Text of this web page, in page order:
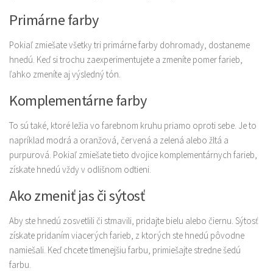
Primárne farby
Pokiaľ zmiešate všetky tri primárne farby dohromady, dostaneme
hnedú. Keď si trochu zaexperimentujete a zmeníte pomer farieb,
ľahko zmeníte aj výsledný tón.
Komplementárne farby
To sú také, ktoré ležia vo farebnom kruhu priamo oproti sebe. Je to
napríklad modrá a oranžová, červená a zelená alebo žltá a
purpurová. Pokiaľ zmiešate tieto dvojice komplementárnych farieb,
získate hnedú vždy v odlišnom odtieni.
Ako zmeniť jas či sýtosť
Aby ste hnedú zosvetlili či stmavili, pridajte bielu alebo čiernu. Sýtosť
získate pridaním viacerých farieb, z ktorých ste hnedú pôvodne
namiešali. Keď chcete tlmenejšiu farbu, primiešajte stredne šedú
farbu.